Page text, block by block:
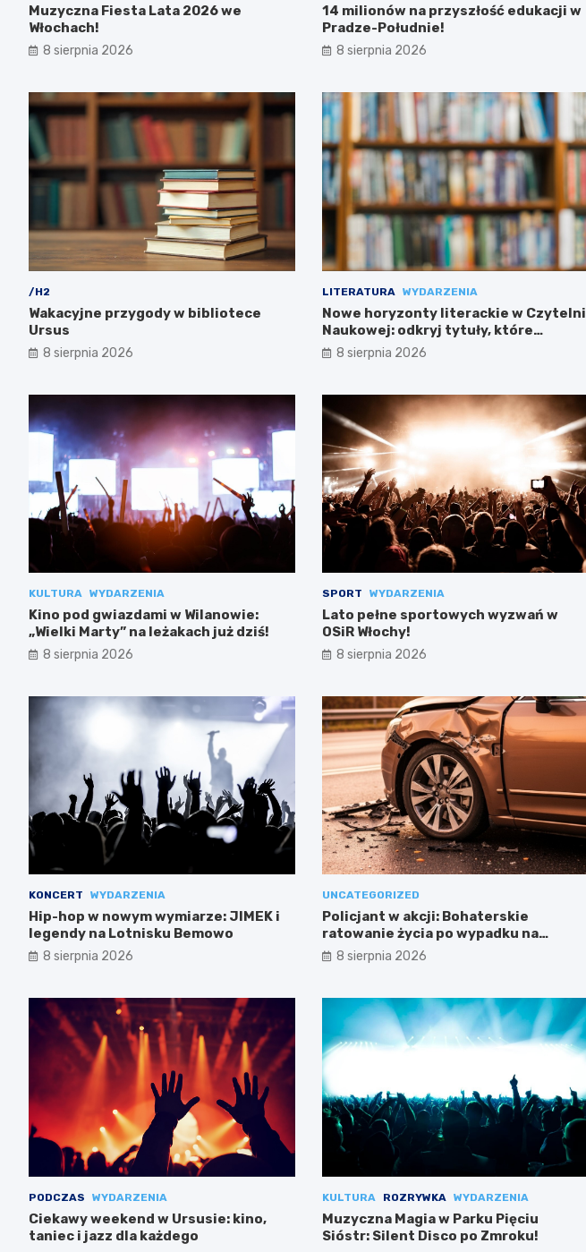
Muzyczna Fiesta Lata 2026 we
Włochach!
8 sierpnia 2026
14 milionów na przyszłość edukacji w
Pradze-Południe!
8 sierpnia 2026
/H2
Wakacyjne przygody w bibliotece
Ursus
8 sierpnia 2026
LITERATURA WYDARZENIA
Nowe horyzonty literackie w Czytelni
Naukowej: odkryj tytuły, które
zachwycą!
8 sierpnia 2026
KULTURA WYDARZENIA
Kino pod gwiazdami w Wilanowie:
„Wielki Marty” na leżakach już dziś!
8 sierpnia 2026
SPORT WYDARZENIA
Lato pełne sportowych wyzwań w
OSiR Włochy!
8 sierpnia 2026
KONCERT WYDARZENIA
Hip-hop w nowym wymiarze: JIMEK i
legendy na Lotnisku Bemowo
8 sierpnia 2026
UNCATEGORIZED
Policjant w akcji: Bohaterskie
ratowanie życia po wypadku na
Mokotowie
8 sierpnia 2026
PODCZAS WYDARZENIA
Ciekawy weekend w Ursusie: kino,
taniec i jazz dla każdego
KULTURA ROZRYWKA WYDARZENIA
Muzyczna Magia w Parku Pięciu
Sióstr: Silent Disco po Zmroku!